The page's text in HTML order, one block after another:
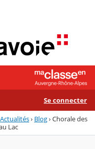
Se connecter
Actualités› Blog›Chorale des
Lac